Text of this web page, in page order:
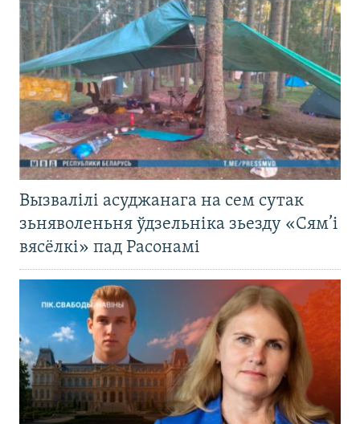
Вызвалілі асуджанага на сем сутак
зьняволеньня ўдзельніка зьезду «Сям’і
вясёлкі» пад Расонамі